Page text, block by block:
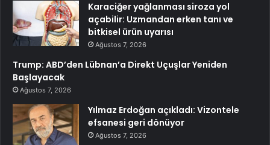
Karaciğer yağlanması siroza yol
açabilir: Uzmandan erken tanı ve
bitkisel ürün uyarısı
Ağustos 7, 2026
Trump: ABD’den Lübnan’a Direkt Uçuşlar Yeniden
Başlayacak
Ağustos 7, 2026
Yılmaz Erdoğan açıkladı: Vizontele
efsanesi geri dönüyor
Ağustos 7, 2026